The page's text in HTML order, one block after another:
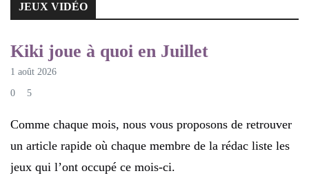
JEUX VIDÉO
JEUX VIDÉO
Kiki joue à quoi en Juillet
1 août 2026
0 5
Comme chaque mois, nous vous proposons de retrouver
un article rapide où chaque membre de la rédac liste les
jeux qui l’ont occupé ce mois-ci.